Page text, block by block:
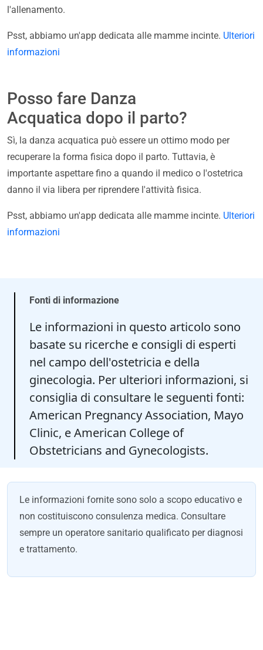
l'allenamento.
Psst, abbiamo un'app dedicata alle mamme incinte. Ulteriori
informazioni
Posso fare Danza
Acquatica dopo il parto?
Sì, la danza acquatica può essere un ottimo modo per
recuperare la forma fisica dopo il parto. Tuttavia, è
importante aspettare fino a quando il medico o l'ostetrica
danno il via libera per riprendere l'attività fisica.
Psst, abbiamo un'app dedicata alle mamme incinte. Ulteriori
informazioni
Fonti di informazione
Le informazioni in questo articolo sono
basate su ricerche e consigli di esperti
nel campo dell'ostetricia e della
ginecologia. Per ulteriori informazioni, si
consiglia di consultare le seguenti fonti:
American Pregnancy Association, Mayo
Clinic, e American College of
Obstetricians and Gynecologists.
Le informazioni fornite sono solo a scopo educativo e
non costituiscono consulenza medica. Consultare
sempre un operatore sanitario qualificato per diagnosi
e trattamento.